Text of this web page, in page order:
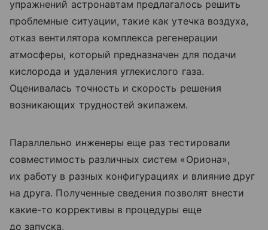
упражнений астронавтам предлагалось решить
проблемные ситуации, такие как утечка воздуха,
отказ вентилятора комплекса регенерации
атмосферы, который предназначен для подачи
кислорода и удаления углекислого газа.
Оценивалась точность и скорость решения
возникающих трудностей экипажем.
Параллельно инженеры еще раз тестировали
совместимость различных систем «Ориона»,
их работу в разных конфигурациях и влияние друг
на друга. Полученные сведения позволят внести
какие-то коррективы в процедуры еще
до запуска.